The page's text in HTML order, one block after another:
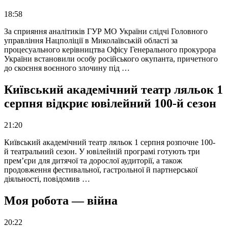
18:58
За сприяння аналітиків ГУР МО України слідчі Головного
управління Нацполіції в Миколаївській області за
процесуального керівництва Офісу Генерального прокурора
України встановили особу російського окупанта, причетного
до скоєння воєнного злочину під …
Київський академічний театр ляльок 1
серпня відкриє ювілейний 100-й сезон
21:20
Київський академічний театр ляльок 1 серпня розпочне 100-
й театральний сезон. У ювілейній програмі готують три
прем’єри для дитячої та дорослої аудиторії, а також
продовження фестивальної, гастрольної й партнерської
діяльності, повідомив …
Моя робота — війна
20:22